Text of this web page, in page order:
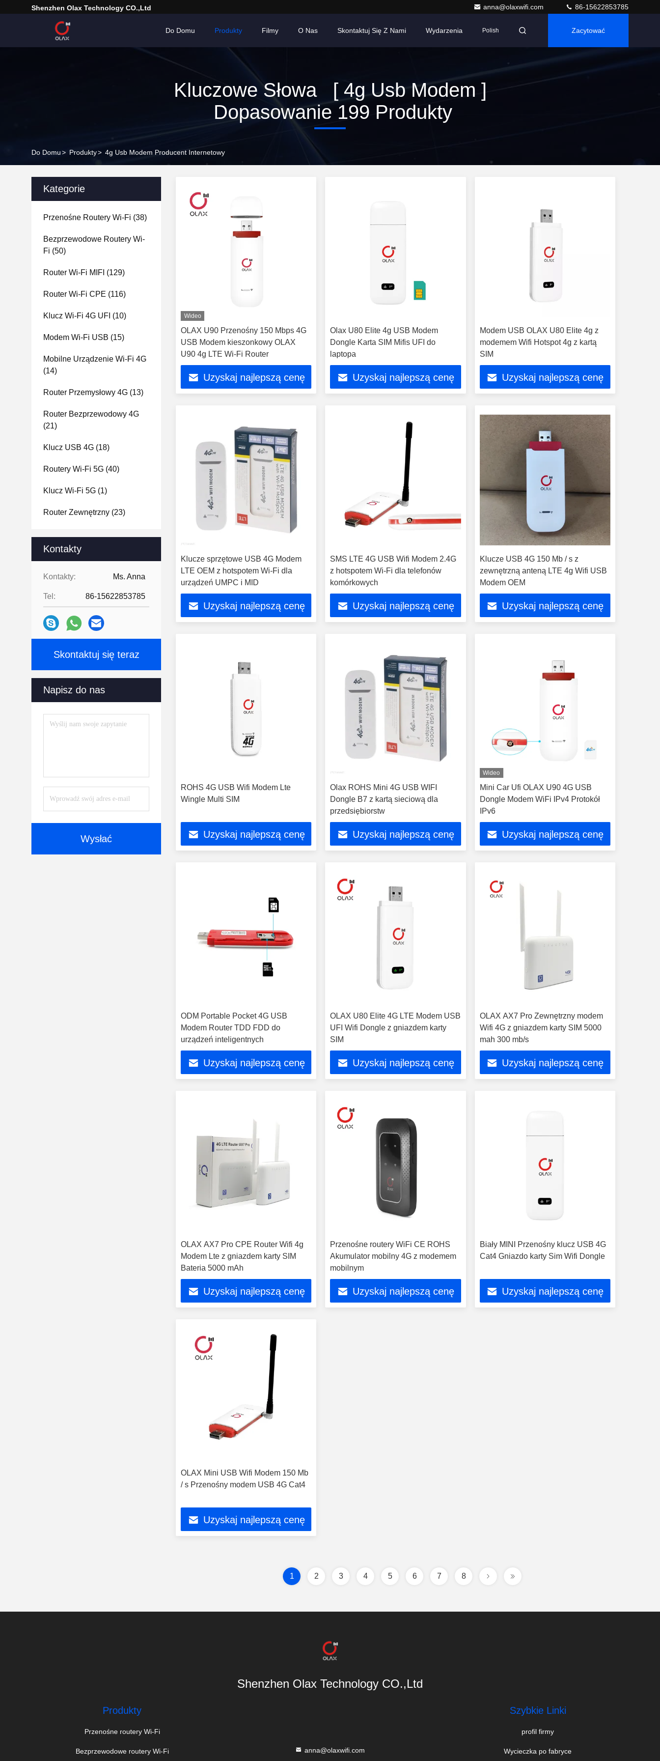
Shenzhen Olax Technology CO.,Ltd anna@olaxwifi.com 86-15622853785
Do Domu Produkty Filmy O Nas Skontaktuj Się Z Nami Wydarzenia Polish Zacytować
Kluczowe Słowa [ 4g Usb Modem ]
Dopasowanie 199 Produkty
Do Domu> Produkty> 4g Usb Modem Producent Internetowy
Kategorie
Przenośne Routery Wi-Fi (38)
Bezprzewodowe Routery Wi-
Fi (50)
Router Wi-Fi MIFI (129)
Router Wi-Fi CPE (116)
Klucz Wi-Fi 4G UFI (10)
Modem Wi-Fi USB (15)
Mobilne Urządzenie Wi-Fi 4G
(14)
Router Przemysłowy 4G (13)
Router Bezprzewodowy 4G
(21)
Klucz USB 4G (18)
Routery Wi-Fi 5G (40)
Klucz Wi-Fi 5G (1)
Router Zewnętrzny (23)
Kontakty
Kontakty: Ms. Anna
Tel: 86-15622853785
Skontaktuj się teraz
Napisz do nas
Wysłać
Wideo
OLAX U90 Przenośny 150 Mbps 4G
USB Modem kieszonkowy OLAX
U90 4g LTE Wi-Fi Router
Uzyskaj najlepszą cenę
Olax U80 Elite 4g USB Modem
Dongle Karta SIM Mifis UFI do
laptopa
Uzyskaj najlepszą cenę
Modem USB OLAX U80 Elite 4g z
modemem Wifi Hotspot 4g z kartą
SIM
Uzyskaj najlepszą cenę
Klucze sprzętowe USB 4G Modem
LTE OEM z hotspotem Wi-Fi dla
urządzeń UMPC i MID
Uzyskaj najlepszą cenę
SMS LTE 4G USB Wifi Modem 2.4G
z hotspotem Wi-Fi dla telefonów
komórkowych
Uzyskaj najlepszą cenę
Klucze USB 4G 150 Mb / s z
zewnętrzną anteną LTE 4g Wifi USB
Modem OEM
Uzyskaj najlepszą cenę
ROHS 4G USB Wifi Modem Lte
Wingle Multi SIM
Uzyskaj najlepszą cenę
Olax ROHS Mini 4G USB WIFI
Dongle B7 z kartą sieciową dla
przedsiębiorstw
Uzyskaj najlepszą cenę
Wideo
Mini Car Ufi OLAX U90 4G USB
Dongle Modem WiFi IPv4 Protokół
IPv6
Uzyskaj najlepszą cenę
ODM Portable Pocket 4G USB
Modem Router TDD FDD do
urządzeń inteligentnych
Uzyskaj najlepszą cenę
OLAX U80 Elite 4G LTE Modem USB
UFI Wifi Dongle z gniazdem karty
SIM
Uzyskaj najlepszą cenę
OLAX AX7 Pro Zewnętrzny modem
Wifi 4G z gniazdem karty SIM 5000
mah 300 mb/s
Uzyskaj najlepszą cenę
OLAX AX7 Pro CPE Router Wifi 4g
Modem Lte z gniazdem karty SIM
Bateria 5000 mAh
Uzyskaj najlepszą cenę
Przenośne routery WiFi CE ROHS
Akumulator mobilny 4G z modemem
mobilnym
Uzyskaj najlepszą cenę
Biały MINI Przenośny klucz USB 4G
Cat4 Gniazdo karty Sim Wifi Dongle
Uzyskaj najlepszą cenę
OLAX Mini USB Wifi Modem 150 Mb
/ s Przenośny modem USB 4G Cat4
Uzyskaj najlepszą cenę
1 2 3 4 5 6 7 8
Shenzhen Olax Technology CO.,Ltd
Produkty
Przenośne routery Wi-Fi
Bezprzewodowe routery Wi-Fi anna@olaxwifi.com
Szybkie Linki
profil firmy
Wycieczka po fabryce